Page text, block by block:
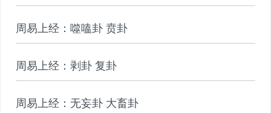
周易上经：噬嗑卦 贲卦
周易上经：剥卦 复卦
周易上经：无妄卦 大畜卦